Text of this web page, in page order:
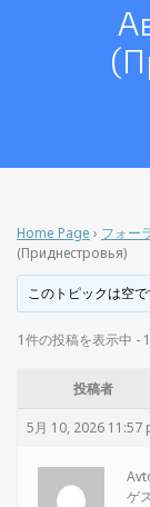
Home Page › フォー
(Приднестровья)
このトピックは空で
1件の投稿を表示中 -
投稿者
5月 10, 2026 11:57
ゲ